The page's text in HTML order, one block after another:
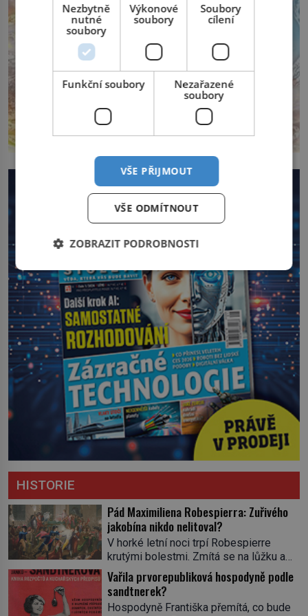
HISTORIE
Pád Maximiliena Robespierra: Zuřivého
jakobína nikdo nelitoval?
V horké letní noci trpí Robespierre
krutými bolestmi. Zmítá se na lůžku a
hlavou mu víří kolotoč myšlenek. Když
se probere z mdlob, vzpomene si na
jednu z pařížských jasnovidek, kterou
před lety navštívil. Prorokovala mu
Vařila prvorepubliková hospodyně podle
sandtnerek?
Hospodyně Františka přemítá, co bude
Nezbytně
nutné
soubory
Výkonové
soubory
Soubory
cílení
Funkční soubory
Nezařazené
soubory
VŠE PŘIJMOUT
VŠE ODMÍTNOUT
ZOBRAZIT PODROBNOSTI